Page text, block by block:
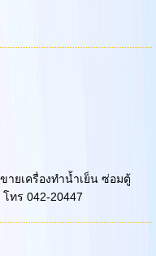
ยเครื่องทำน้ำเย็น ซ่อมตู้
ทร 042-20447